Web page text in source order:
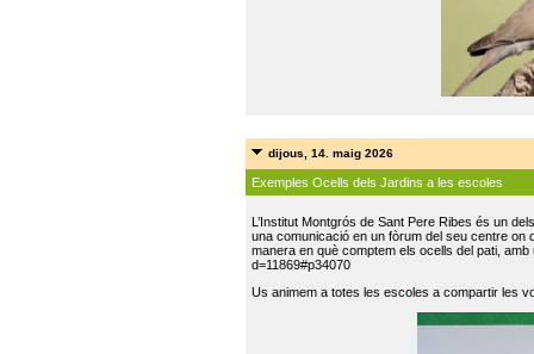
dijous, 14. maig 2026
Exemples Ocells dels Jardins a les escoles
L’Institut Montgrós de Sant Pere Ribes és un
una comunicació en un fòrum del seu centre on
manera en què comptem els ocells del pati,
d=11869#p34070
Us animem a totes les escoles a compartir les